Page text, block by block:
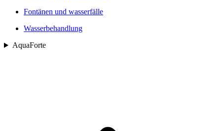
Fontänen und wasserfälle
Wasserbehandlung
AquaForte